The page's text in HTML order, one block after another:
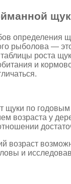
определения
рыболова —
роста
и
щуки по
возраста у
возраст
и